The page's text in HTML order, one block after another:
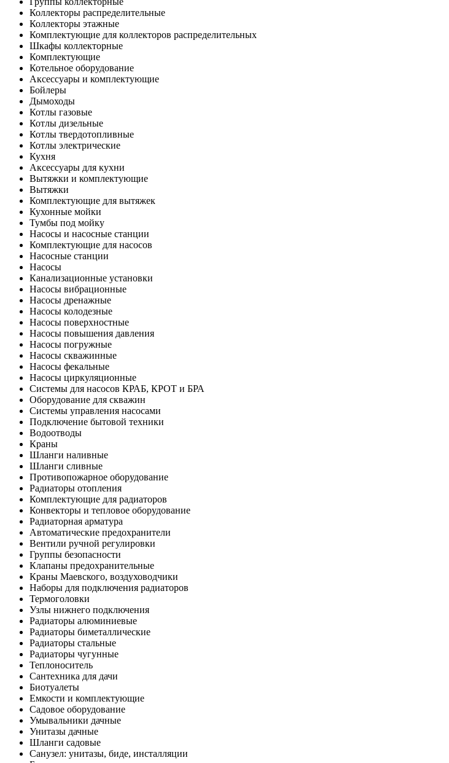
Коллекторы распределительные
Коллекторы этажные
Комплектующие для коллекторов распределительных
Шкафы коллекторные
Комплектующие
Котельное оборудование
Аксессуары и комплектующие
Бойлеры
Дымоходы
Котлы газовые
Котлы дизельные
Котлы твердотопливные
Котлы электрические
Кухня
Аксессуары для кухни
Вытяжки и комплектующие
Вытяжки
Комплектующие для вытяжек
Кухонные мойки
Тумбы под мойку
Насосы и насосные станции
Комплектующие для насосов
Насосные станции
Насосы
Канализационные установки
Насосы вибрационные
Насосы дренажные
Насосы колодезные
Насосы поверхностные
Насосы повышения давления
Насосы погружные
Насосы скважинные
Насосы фекальные
Насосы циркуляционные
Системы для насосов КРАБ, КРОТ и БРА
Оборудование для скважин
Системы управления насосами
Подключение бытовой техники
Водоотводы
Краны
Шланги наливные
Шланги сливные
Противопожарное оборудование
Радиаторы отопления
Комплектующие для радиаторов
Конвекторы и тепловое оборудование
Радиаторная арматура
Автоматические предохранители
Вентили ручной регулировки
Группы безопасности
Клапаны предохранительные
Краны Маевского, воздуховодчики
Наборы для подключения радиаторов
Термоголовки
Узлы нижнего подключения
Радиаторы алюминиевые
Радиаторы биметаллические
Радиаторы стальные
Радиаторы чугунные
Теплоноситель
Сантехника для дачи
Биотуалеты
Емкости и комплектующие
Садовое оборудование
Умывальники дачные
Унитазы дачные
Шланги садовые
Санузел: унитазы, биде, инсталляции